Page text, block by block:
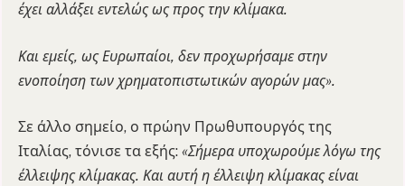
έχει αλλάξει εντελώς ως προς την κλίμακα.
Και εμείς, ως Ευρωπαίοι, δεν προχωρήσαμε στην
ενοποίηση των χρηματοπιστωτικών αγορών μας».
Σε άλλο σημείο, ο πρώην Πρωθυπουργός της
Ιταλίας, τόνισε τα εξής: «Σήμερα υποχωρούμε λόγω της
έλλειψης κλίμακας. Και αυτή η έλλειψη κλίμακας είναι